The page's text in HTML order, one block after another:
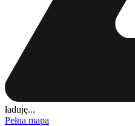
ładuję...
Pełna mapa